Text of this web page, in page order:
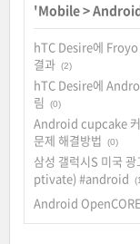
'Mobile>
hTC Desire에
결과 (2)
hTC Desire에
림
(0)
Android cupcake
문제 해결방법
(0)
삼성 갤럭시S 미국
ptivate) #android
Android